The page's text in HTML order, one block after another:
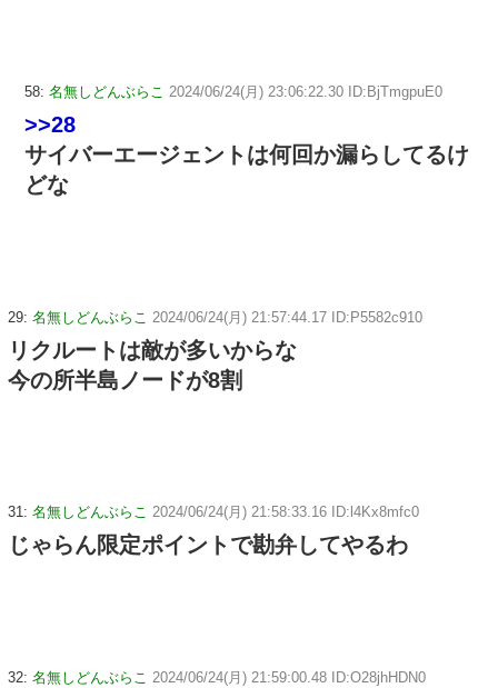
58: 名無しどんぶらこ 2024/06/24(月) 23:06:22.30 ID:BjTmgpuE0
>>28
サイバーエージェントは何回か漏らしてるけ
どな
29: 名無しどんぶらこ 2024/06/24(月) 21:57:44.17 ID:P5582c910
リクルートは敵が多いからな
今の所半島ノードが8割
31: 名無しどんぶらこ 2024/06/24(月) 21:58:33.16 ID:l4Kx8mfc0
じゃらん限定ポイントで勘弁してやるわ
32: 名無しどんぶらこ 2024/06/24(月) 21:59:00.48 ID:O28jhHDN0